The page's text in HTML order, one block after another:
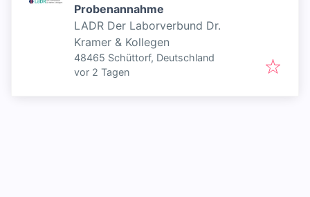
Probenannahme
LADR Der Laborverbund Dr.
Kramer & Kollegen
48465 Schüttorf, Deutschland
Veröffentlicht
vor 2 Tagen